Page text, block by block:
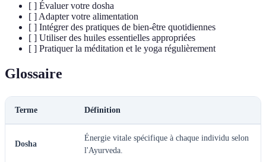
[ ] Évaluer votre dosha
[ ] Adapter votre alimentation
[ ] Intégrer des pratiques de bien-être quotidiennes
[ ] Utiliser des huiles essentielles appropriées
[ ] Pratiquer la méditation et le yoga régulièrement
Glossaire
Terme Définition
Dosha
Énergie vitale spécifique à chaque individu selon
l'Ayurveda.